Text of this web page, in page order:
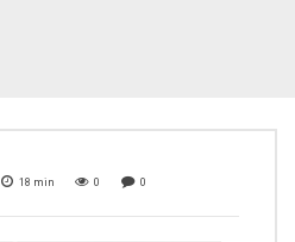
18 min 0 0